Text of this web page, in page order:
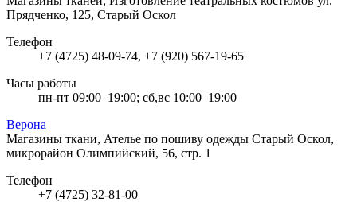
Прядченко, 125, Старый Оскол
Телефон
+7 (4725) 48-09-74, +7 (920) 567-19-65
Часы работы
пн-пт 09:00–19:00; сб,вс 10:00–19:00
Верона
Магазины ткани, Ателье по пошиву одежды Старый Оскол,
микрорайон Олимпийский, 56, стр. 1
Телефон
+7 (4725) 32-81-00